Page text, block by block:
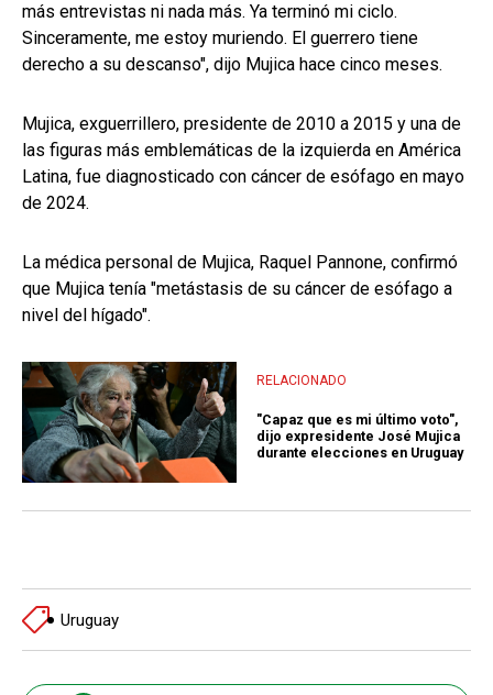
más entrevistas ni nada más. Ya terminó mi ciclo.
Sinceramente, me estoy muriendo. El guerrero tiene
derecho a su descanso", dijo Mujica hace cinco meses.
Mujica, exguerrillero, presidente de 2010 a 2015 y una de
las figuras más emblemáticas de la izquierda en América
Latina, fue diagnosticado con cáncer de esófago en mayo
de 2024.
La médica personal de Mujica, Raquel Pannone, confirmó
que Mujica tenía "metástasis de su cáncer de esófago a
nivel del hígado".
RELACIONADO
"Capaz que es mi último voto",
dijo expresidente José Mujica
durante elecciones en Uruguay
Uruguay